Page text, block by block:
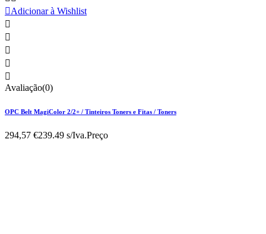
Adicionar à Wishlist





Avaliação(0)
OPC Belt MagiColor 2/2+ / Tinteiros Toners e Fitas / Toners
294,57 €239.49 s/Iva.Preço